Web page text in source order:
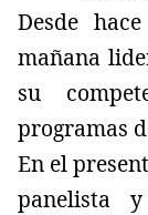
Desde
mañana
su
programas
En el
panelista